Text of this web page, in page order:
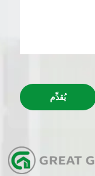
يُقدِّم